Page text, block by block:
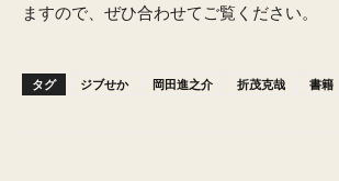
ますので、ぜひ合わせてご覧ください。
タグ ジブせか 岡田進之介 折茂克哉 書籍